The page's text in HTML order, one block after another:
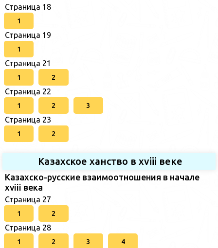
Страница 18
1
Страница 19
1
Страница 21
1 2
Страница 22
1 2 3
Страница 23
1 2
Казахское ханство в хviii веке
Казахско-русские взаимоотношения в начале
xviii века
Страница 27
1 2
Страница 28
1 2 3 4